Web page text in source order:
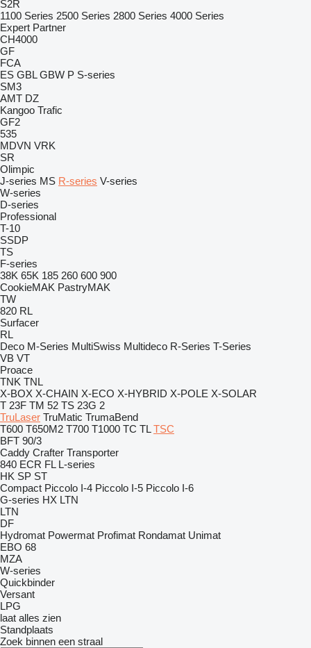
S2R
1100 Series 2500 Series 2800 Series 4000 Series
Expert Partner
CH4000
GF
FCA
ES GBL GBW P S-series
SM3
AMT DZ
Kangoo Trafic
GF2
535
MDVN VRK
SR
Olimpic
J-series MS R-series V-series
W-series
D-series
Professional
T-10
SSDP
TS
F-series
38K 65K 185 260 600 900
CookieMAK PastryMAK
TW
820 RL
Surfacer
RL
Deco M-Series MultiSwiss Multideco R-Series T-Series
VB VT
Proace
TNK TNL
X-BOX X-CHAIN X-ECO X-HYBRID X-POLE X-SOLAR
T 23F TM 52 TS 23G 2
TruLaser TruMatic TrumaBend
T600 T650M2 T700 T1000 TC TL TSC
BFT 90/3
Caddy Crafter Transporter
840 ECR FL L-series
HK SP ST
Compact Piccolo I-4 Piccolo I-5 Piccolo I-6
G-series HX LTN
LTN
DF
Hydromat Powermat Profimat Rondamat Unimat
EBO 68
MZA
W-series
Quickbinder
Versant
LPG
laat alles zien
Standplaats
Zoek binnen een straal